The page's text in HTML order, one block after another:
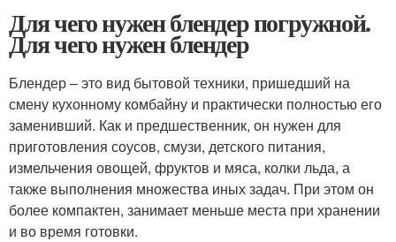
Для чего нужен блендер погружной.
Для чего нужен блендер
Блендер – это вид бытовой техники, пришедший на
смену кухонному комбайну и практически полностью его
заменивший. Как и предшественник, он нужен для
приготовления соусов, смузи, детского питания,
измельчения овощей, фруктов и мяса, колки льда, а
также выполнения множества иных задач. При этом он
более компактен, занимает меньше места при хранении
и во время готовки.